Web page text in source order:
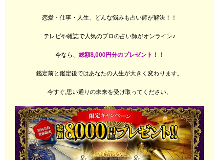
恋愛・仕事・人生、どんな悩みも占い師が解決！！
テレビや雑誌で人気のプロの占い師がオンライン♪
今なら、 総額8,000円分のプレゼント！！
鑑定前と鑑定後ではあなたの人生が大きく変わります。
今すぐ,思い通りの未来を受け取ってください。